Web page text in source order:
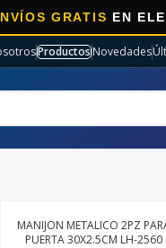
EN ELECTRO
ProductosNovedades
MANIJON METALICO 2PZ
PUERTA 30X2.5CM LH-2560